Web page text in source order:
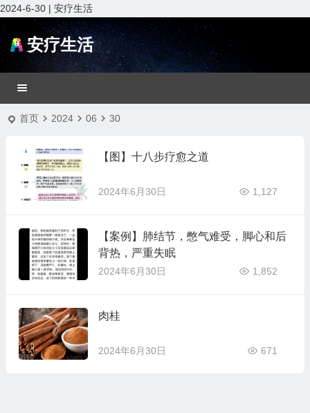
2024-6-30 | 安疗生活
安疗生活
首页 2024 06 30
【图】十八步疗愈之道
2024年6月30日 1,127
【案例】肺结节，憋气难受，脚心和后
背热，严重失眠
2024年6月30日 1,852
肉桂
2024年6月30日 671